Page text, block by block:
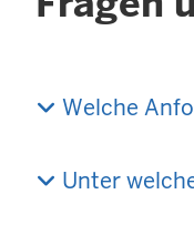
sich
Welche
Unter